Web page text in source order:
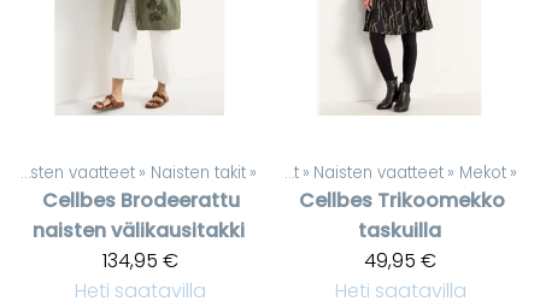
Naisten vaatteet ‪» Naisten takit ‪»
Cellbes Brodeerattu
naisten välikausitakki
134,95 €
Heti saatavilla
Tuotteet ‪» Naisten vaatteet ‪» Mekot ‪»
Cellbes Trikoomekko
taskuilla
49,95 €
Heti saatavilla